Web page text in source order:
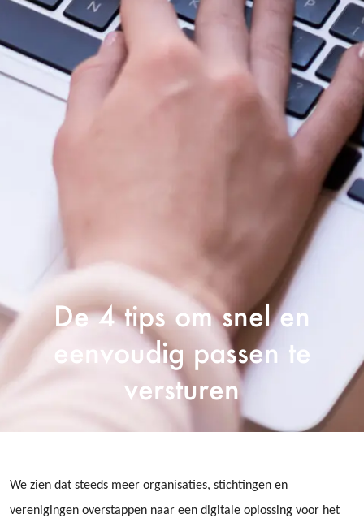
De 4 tips om snel en
eenvoudig passen te
versturen
We zien dat steeds meer organisaties, stichtingen en
verenigingen overstappen naar een digitale oplossing voor het